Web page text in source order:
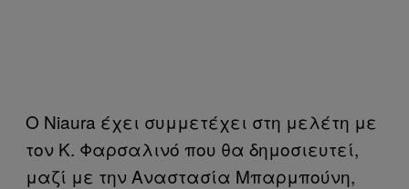
Ο Niaura έχει συμμετέχει στη μελέτη με
τον Κ. Φαρσαλινό που θα δημοσιευτεί,
μαζί με την Αναστασία Μπαρμπούνη,